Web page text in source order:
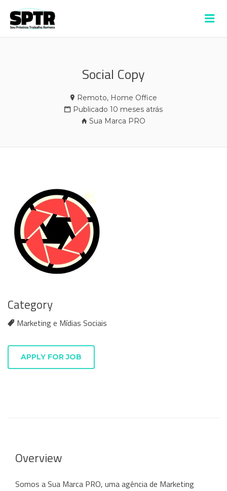
Social Copy
Remoto, Home Office
Publicado 10 meses atrás
Sua Marca PRO
Category
Marketing e Mídias Sociais
APPLY FOR JOB
Overview
Somos a Sua Marca PRO, uma agência de Marketing